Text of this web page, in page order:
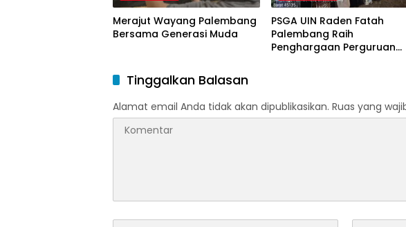
Merajut Wayang Palembang
Bersama Generasi Muda
PSGA UIN Raden Fatah
Palembang Raih
Penghargaan Perguruan
Tinggalkan Balasan
Alamat email Anda tidak akan dipublikasikan. Ruas yang